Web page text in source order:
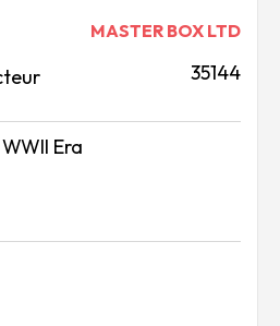
MASTER BOX LTD
35144
Era